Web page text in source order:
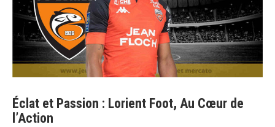
Éclat et Passion : Lorient Foot, Au Cœur de
l’Action